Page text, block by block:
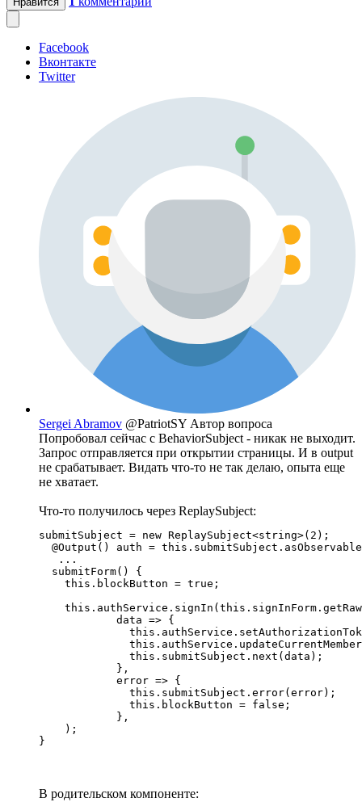
Facebook
Вконтакте
Twitter
Sergei Abramov @PatriotSY Автор вопроса
Попробовал сейчас с BehaviorSubject - никак не выходит.
Запрос отправляется при открытии страницы. И в output
не срабатывает. Видать что-то не так делаю, опыта еще
не хватает.
Что-то получилось через ReplaySubject:
submitSubject = new ReplaySubject<string>(2);
@Output() auth =
   ...
  submitForm() {
    this.blockButton = true;
            data => {
              this.submitSubject.next(data);
            },
            error => {
              this.submitSubject.error(error);
              this.blockButton = false;
            },
    );
}
В родительском компоненте: